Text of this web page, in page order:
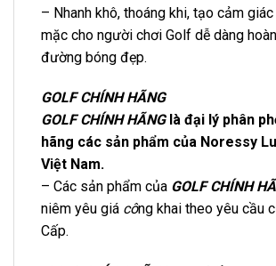
– Nhanh khô, thoáng khi, tạo cảm
mặc cho người chơi Golf dễ dàng
đường bóng đẹp.
GOLF CHÍNH HÃNG
GOLF CHÍNH HÃNGlà đại lý phân
hãng các sản phẩm của Noressy
Việt Nam.
– Các sản phẩm của GOLF CHÍNH
niêm yêu giá công khai theo yêu cầu
Cấp.